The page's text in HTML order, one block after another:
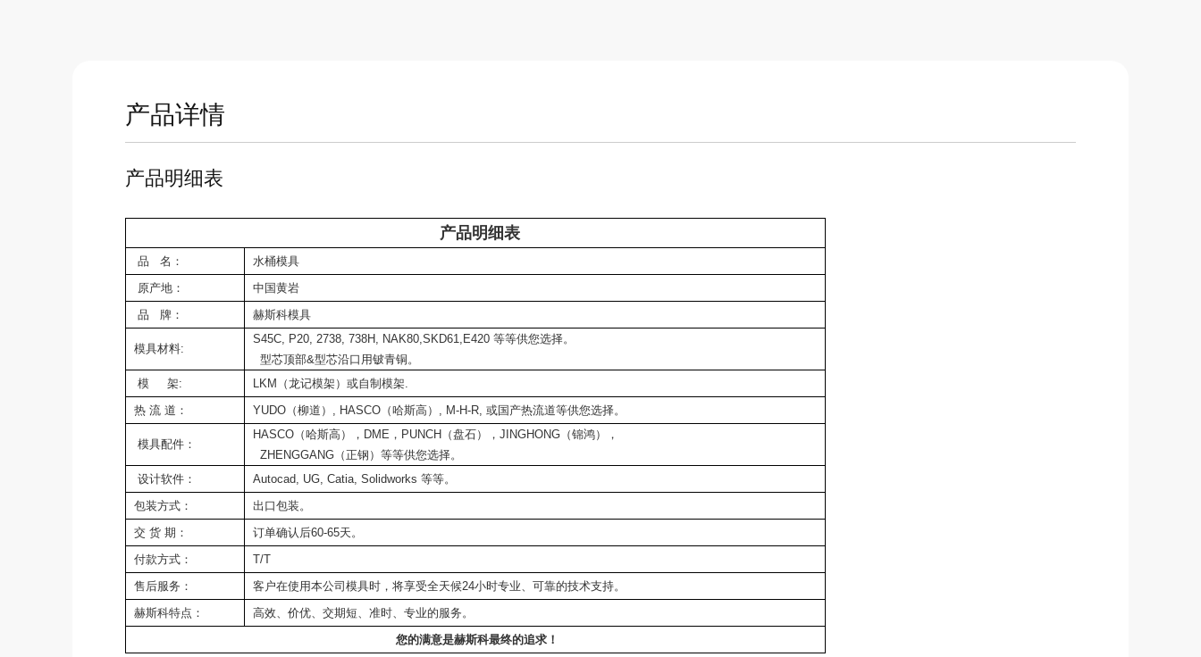
产品详情
产品明细表
产品明细表
品 名：
水桶模具
原产地：
中国黄岩
品 牌：
赫斯科模具
模具材料:
S45C, P20, 2738, 738H, NAK80,SKD61,E420 等等供您选择。
型芯顶部&型芯沿口用铍青铜。
模 架:
LKM（龙记模架）或自制模架.
热 流 道：
YUDO（柳道）, HASCO（哈斯高）, M-H-R, 或国产热流道等供您选择。
模具配件：
HASCO（哈斯高），DME，PUNCH（盘石），JINGHONG（锦鸿），
ZHENGGANG（正钢）等等供您选择。
设计软件：
Autocad, UG, Catia, Solidworks 等等。
包装方式：
出口包装。
交 货 期：
订单确认后60-65天。
付款方式：
T/T
售后服务：
客户在使用本公司模具时，将享受全天候24小时专业、可靠的技术支持。
赫斯科特点：
高效、价优、交期短、准时、专业的服务。
您的满意是赫斯科最终的追求！